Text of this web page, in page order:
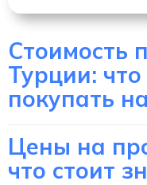
Стоимость
Турции:
покупать
Цены на
что стоит